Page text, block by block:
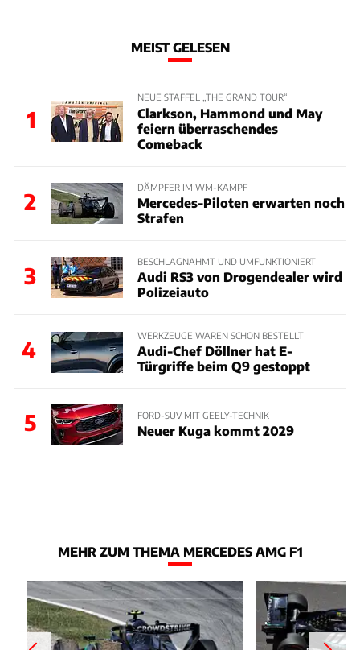
MEIST GELESEN
1
NEUE STAFFEL „THE GRAND TOUR“
Clarkson, Hammond und May
feiern überraschendes
Comeback
2
DÄMPFER IM WM-KAMPF
Mercedes-Piloten erwarten noch
Strafen
3
BESCHLAGNAHMT UND UMFUNKTIONIERT
Audi RS3 von Drogendealer wird
Polizeiauto
4
WERKZEUGE WAREN SCHON BESTELLT
Audi-Chef Döllner hat E-
Türgriffe beim Q9 gestoppt
5 FORD-SUV MIT GEELY-TECHNIK
Neuer Kuga kommt 2029
MEHR ZUM THEMA MERCEDES AMG F1